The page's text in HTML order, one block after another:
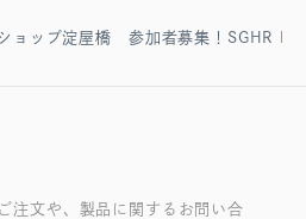
ョップ淀屋橋 参加者募集！SGHR
注文や、製品に関するお問い合